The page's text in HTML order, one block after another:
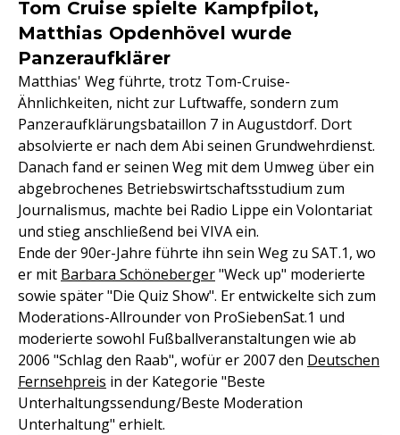
Tom Cruise spielte Kampfpilot,
Matthias Opdenhövel wurde
Panzeraufklärer
Matthias' Weg führte, trotz Tom-Cruise-
Ähnlichkeiten, nicht zur Luftwaffe, sondern zum
Panzeraufklärungsbataillon 7 in Augustdorf. Dort
absolvierte er nach dem Abi seinen Grundwehrdienst.
Danach fand er seinen Weg mit dem Umweg über ein
abgebrochenes Betriebswirtschaftsstudium zum
Journalismus, machte bei Radio Lippe ein Volontariat
und stieg anschließend bei VIVA ein.
Ende der 90er-Jahre führte ihn sein Weg zu SAT.1, wo
er mit Barbara Schöneberger"Weck up" moderierte
sowie später "Die Quiz Show". Er entwickelte sich zum
Moderations-Allrounder von ProSiebenSat.1 und
moderierte sowohl Fußballveranstaltungen wie ab
2006 "Schlag den Raab", wofür er 2007 den Deutschen
Fernsehpreis in der Kategorie "Beste
Unterhaltungssendung/Beste Moderation
Unterhaltung" erhielt.